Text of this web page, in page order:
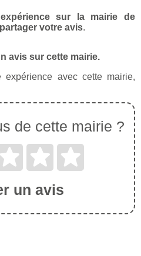
sur la mairie de
votre avis.
avis sur cette mairie.
avec cette mairie,
de cette mairie ?
un avis